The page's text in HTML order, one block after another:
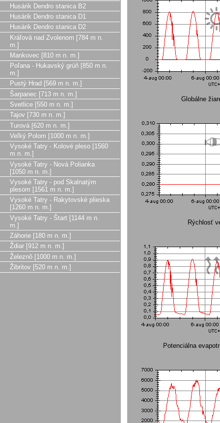
Husárik Dendro stanica B2
Husárik Dendro stanica D1
Husárik Dendro stanica D2
Kráľová nad Zvolenom [784 m n.
m.]
Mankovec [810 m n. m.]
Poľana - Hukavský grúň [850 m n.
m.]
Pustý Hrad [569 m n. m.]
Šarpanec [713 m n. m.]
Svetlice [550 m n. m.]
Tajov [730 m n. m.]
Turová [620 m n. m.]
Veľký Polom [1000 m n. m.]
Vysoké Tatry - Kolové pleso [1560
m n. m.]
Vysoké Tatry - Nová Polianka
[1050 m n. m.]
Vysoké Tatry - pod Skalnatým
plesom [1561 m n. m.]
Vysoké Tatry - Rakytovské plieska
[1260 m n. m.]
Vysoké Tatry - Štart [1144 m n.
m.]
Záhorie [180 m n. m.]
Ždiar [912 m n. m.]
Železnô [1000 m n. m.]
Žibritov [520 m n. m.]
Globálne
Rýchlosť
Potenciálna